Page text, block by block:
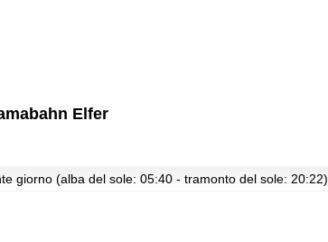
Elfer
giorno (alba del sole: 05:40 - tramonto del sole: 20:22)